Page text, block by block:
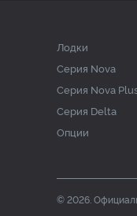
Лодки
Серия Nova
Серия Nova
Серия Delta
Опции
© 2026.